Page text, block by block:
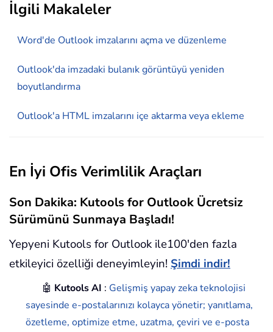
İlgili Makaleler
Word'de Outlook imzalarını açma ve düzenleme
Outlook'da imzadaki bulanık görüntüyü yeniden
boyutlandırma
Outlook'a HTML imzalarını içe aktarma veya ekleme
En İyi Ofis Verimlilik Araçları
Son Dakika: Kutools for Outlook Ücretsiz
Sürümünü Sunmaya Başladı!
Yepyeni Kutools for Outlook ile100'den fazla
etkileyici özelliği deneyimleyin! Şimdi indir!
🤖 Kutools AI : Gelişmiş yapay zeka teknolojisi
sayesinde e-postalarınızı kolayca yönetir; yanıtlama,
özetleme, optimize etme, uzatma, çeviri ve e-posta